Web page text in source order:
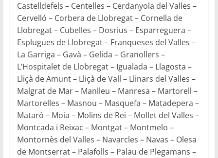
Castelldefels – Centelles – Cerdanyola del Valles –
Cervelló – Corbera de Llobregat – Cornella de
Llobregat – Cubelles – Dosrius – Esparreguera –
Esplugues de Llobregat – Franqueses del Valles –
La Garriga – Gavà – Gelida – Granollers –
L’Hospitalet de Llobregat – Igualada – Llagosta –
Lliçà de Amunt – Lliçà de Vall – Llinars del Valles –
Malgrat de Mar – Manlleu – Manresa – Martorell –
Martorelles – Masnou – Masquefa – Matadepera –
Mataró – Moia – Molins de Rei – Mollet del Valles –
Montcada i Reixac – Montgat – Montmelo –
Montornès del Valles – Navarcles – Navas – Olesa
de Montserrat – Palafolls – Palau de Plegamans –